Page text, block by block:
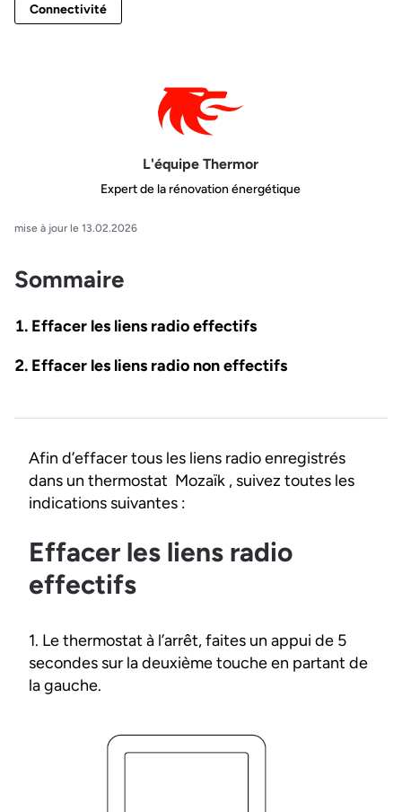
Connectivité
L'équipe Thermor
Expert de la rénovation énergétique
mise à jour le 13.02.2026
Sommaire
Effacer les liens radio effectifs
Effacer les liens radio non effectifs
Afin d’effacer tous les liens radio enregistrés
dans un thermostat Mozaïk , suivez toutes les
indications suivantes :
Effacer les liens radio
effectifs
1. Le thermostat à l’arrêt, faites un appui de 5
secondes sur la deuxième touche en partant de
la gauche.